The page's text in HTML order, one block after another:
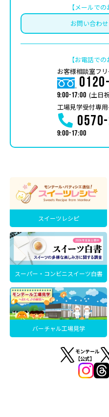
【メールで
お問い合わ
【お電話で
お客様相談室フ
9:00-17:00 (土日
工場見学受付専
9:00-17:00
スイーツレシピ
スーパー・コンビニスイーツ白書
バーチャル工場見学
モンテール
【公式】